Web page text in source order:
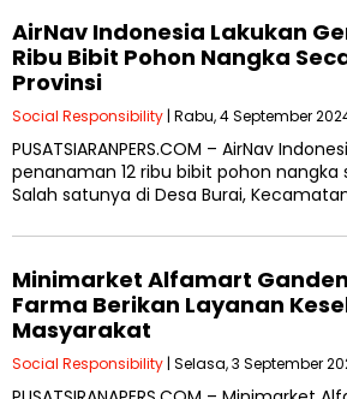
AirNav Indonesia Lakukan
Ribu Bibit Pohon Nangka
Provinsi
Social Responsibility | Rabu, 4 September
PUSATSIARANPERS.COM – AirNav
penanaman 12 ribu bibit pohon nangka
Salah satunya di Desa Burai,
Minimarket Alfamart
Farma Berikan Layanan
Masyarakat
Social Responsibility | Selasa, 3 September